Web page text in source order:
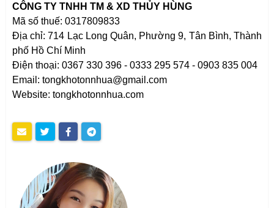
CÔNG TY TNHH TM & XD THỦY HÙNG
Mã số thuế: 0317809833
Địa chỉ: 714 Lạc Long Quân, Phường 9, Tân Bình, Thành
phố Hồ Chí Minh
Điện thoại: 0367 330 396 - 0333 295 574 - 0903 835 004
Email: tongkhotonnhua@gmail.com
Website: tongkhotonnhua.com